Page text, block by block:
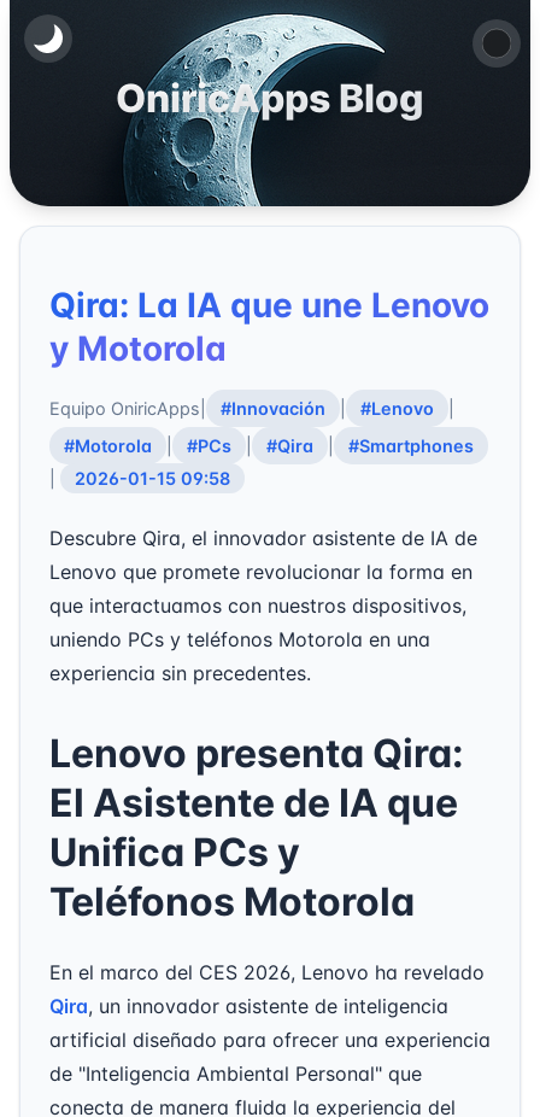
OniricApps Blog
Qira: La IA que une Lenovo
y Motorola
Equipo OniricApps #Innovación #Lenovo
#Motorola
#PCs #Qira
#Smartphones
2026-01-15 09:58
Descubre Qira, el innovador asistente de IA de
Lenovo que promete revolucionar la forma en
que interactuamos con nuestros dispositivos,
uniendo PCs y teléfonos Motorola en una
experiencia sin precedentes.
Lenovo presenta Qira:
El Asistente de IA que
Unifica PCs y
Teléfonos Motorola
En el marco del CES 2026, Lenovo ha revelado
Qira, un innovador asistente de inteligencia
artificial diseñado para ofrecer una experiencia
de "Inteligencia Ambiental Personal" que
conecta de manera fluida la experiencia del